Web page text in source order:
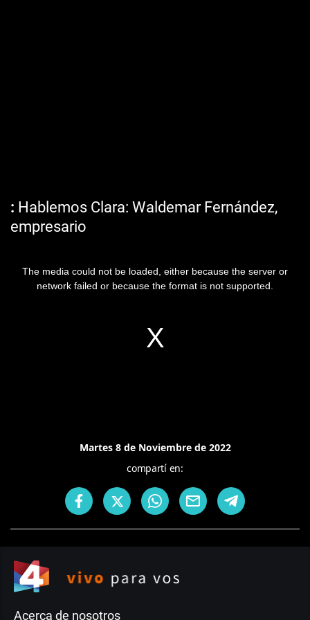
Hablemos Clara: Waldemar Fernández,
empresario
The media could not be loaded, either because the server or
network failed or because the format is not supported.
Martes 8 de Noviembre de 2022
compartí en:
Acerca de nosotros